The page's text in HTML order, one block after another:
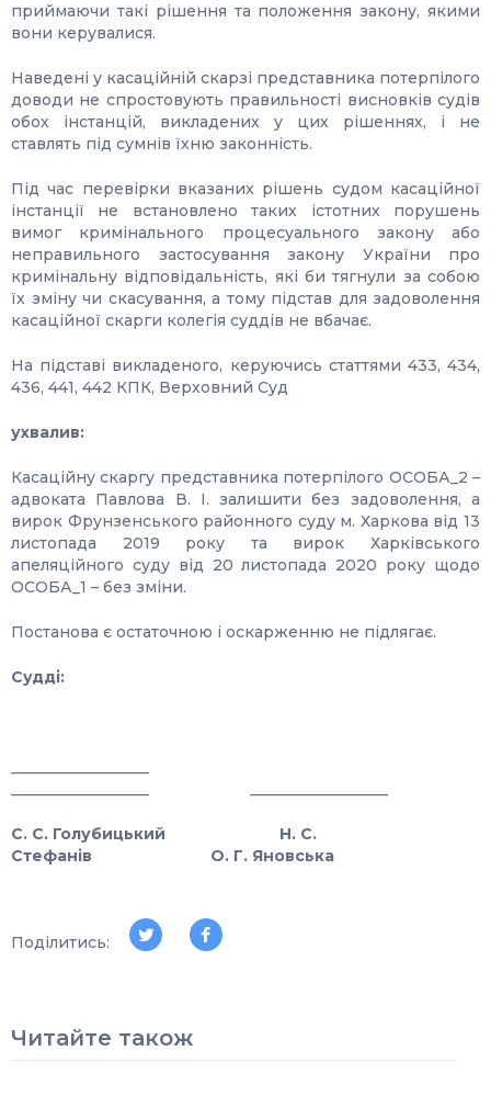
приймаючи такі рішення та положення закону, якими
вони керувалися.
Наведені у касаційній скарзі представника потерпілого
доводи не спростовують правильності висновків судів
обох інстанцій, викладених у цих рішеннях, і не
ставлять під сумнів їхню законність.
Під час перевірки вказаних рішень судом касаційної
інстанції не встановлено таких істотних порушень
вимог кримінального процесуального закону або
неправильного застосування закону України про
кримінальну відповідальність, які би тягнули за собою
їх зміну чи скасування, а тому підстав для задоволення
касаційної скарги колегія суддів не вбачає.
На підставі викладеного, керуючись статтями 433, 434,
436, 441, 442 КПК, Верховний Суд
ухвалив:
Касаційну скаргу представника потерпілого ОСОБА_2 –
адвоката Павлова В. І. залишити без задоволення, а
вирок Фрунзенського районного суду м. Харкова від 13
листопада 2019 року та вирок Харківського
апеляційного суду від 20 листопада 2020 року щодо
ОСОБА_1 – без зміни.
Постанова є остаточною і оскарженню не підлягає.
Судді:
С. С. Голубицький Н. С.
Стефанів О. Г. Яновська
Поділитись:
Читайте також